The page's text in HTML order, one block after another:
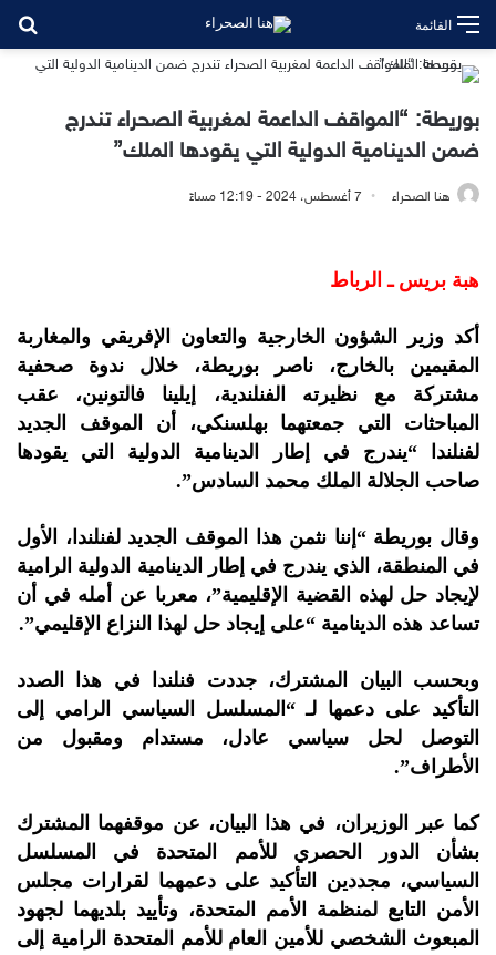
القائمة
بوريطة: “المواقف الداعمة لمغربية الصحراء تندرج
ضمن الدينامية الدولية التي يقودها الملك”
هنا الصحراء 7 أغسطس، 2024 - 12:19 مساءً
هبة بريس ـ الرباط
أكد وزير الشؤون الخارجية والتعاون الإفريقي والمغاربة
المقيمين بالخارج، ناصر بوريطة، خلال ندوة صحفية
مشتركة مع نظيرته الفنلندية، إيلينا فالتونين، عقب
المباحثات التي جمعتهما بهلسنكي، أن الموقف الجديد
لفنلندا “يندرج في إطار الدينامية الدولية التي يقودها
صاحب الجلالة الملك محمد السادس”.
وقال بوريطة “إننا نثمن هذا الموقف الجديد لفنلندا، الأول
في المنطقة، الذي يندرج في إطار الدينامية الدولية الرامية
لإيجاد حل لهذه القضية الإقليمية”، معربا عن أمله في أن
تساعد هذه الدينامية “على إيجاد حل لهذا النزاع الإقليمي”.
وبحسب البيان المشترك، جددت فنلندا في هذا الصدد
التأكيد على دعمها لـ “المسلسل السياسي الرامي إلى
التوصل لحل سياسي عادل، مستدام ومقبول من
الأطراف”.
كما عبر الوزيران، في هذا البيان، عن موقفهما المشترك
بشأن الدور الحصري للأمم المتحدة في المسلسل
السياسي، مجددين التأكيد على دعمهما لقرارات مجلس
الأمن التابع لمنظمة الأمم المتحدة، وتأييد بلديهما لجهود
المبعوث الشخصي للأمين العام للأمم المتحدة الرامية إلى